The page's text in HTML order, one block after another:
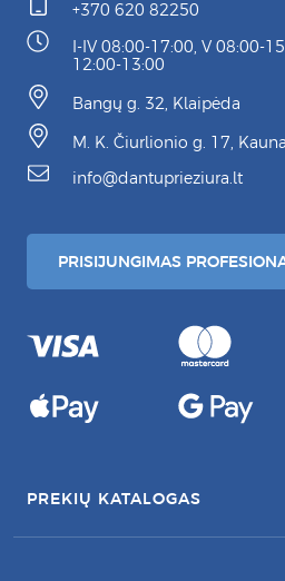
+370 620 82250
I-IV 08:00-17:00, V 08:00-
12:00-13:00
Bangų g. 32, Klaipėda
M. K. Čiurlionio g. 17,
info@dantuprieziura.lt
PRISIJUNGIMAS
PREKIŲ KATALOGAS